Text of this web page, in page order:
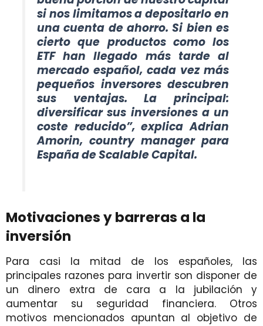
si nos limitamos a depositarlo en
una cuenta de ahorro. Si bien es
cierto que productos como los
ETF han llegado más tarde al
mercado español, cada vez más
pequeños inversores descubren
sus ventajas. La principal:
diversificar sus inversiones a un
coste reducido”, explica Adrian
Amorin, country manager para
España de Scalable Capital.
Motivaciones y barreras a la
inversión
Para casi la mitad de los españoles, las
principales razones para invertir son disponer de
un dinero extra de cara a la jubilación y
aumentar su seguridad financiera. Otros
motivos mencionados apuntan al objetivo de